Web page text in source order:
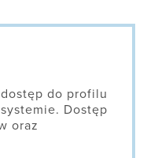
do profilu
Dostęp
oraz